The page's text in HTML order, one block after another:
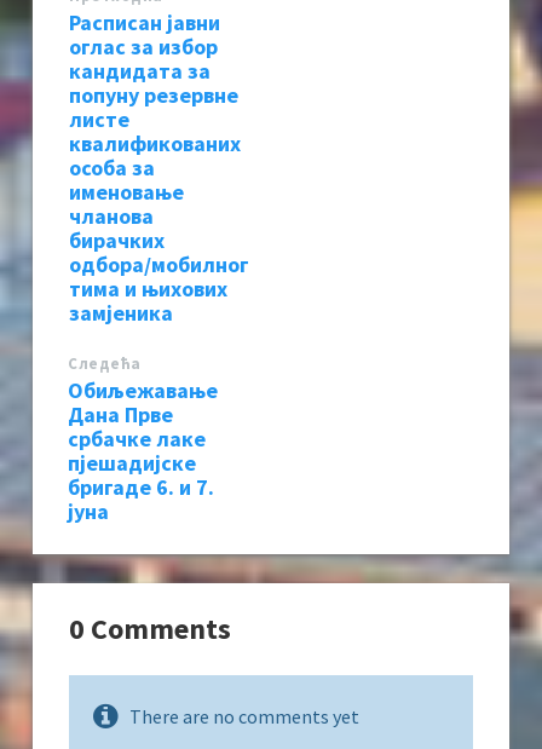
Расписан јавни
оглас за избор
кандидата за
попуну резервне
листе
квалификованих
особа за
именовање
чланова
бирачких
одбора/мобилног
тима и њихових
замјеника
Следећa
Обиљежавање
Дана Прве
србачке лаке
пјешадијске
бригаде 6. и 7.
јуна
0 Comments
There are no comments yet